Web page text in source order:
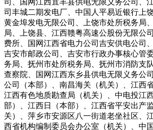
司丰城二期发电厂、中国人平易近银行上
黄金埠发电无限公司、上饶市处所税务局
局、上饶县、江西赣粤高速公股份无限公
费所、国网江西省电力公司吉安供电公司
吉安市邮政公司、吉安市行政办事核心管
务局、抚州市处所税务局、抚州市消防支
查察院、国网江西东乡县供电无限义务公
公司（本部）、南昌海关（机关）、江西
江西有色地质勘查局（机关）、中电投江
部）、江西日（本部）、江西省平安出产
关）、萍乡市安源区八一街道老坐社区、
西省机构编制委员会办公室（机关）、中